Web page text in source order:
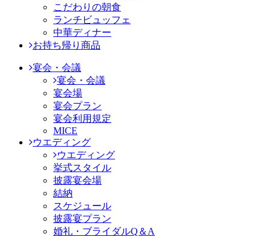
こだわりの朝食
ランチビュッフェ
中華ディナー
お持ち帰り商品
宴会・会議
宴会・会議
宴会場
宴会プラン
宴会利用規定
MICE
ウエディング
ウエディング
挙式スタイル
披露宴会場
結納
スケジュール
披露宴プラン
婚礼・ブライダルQ＆A